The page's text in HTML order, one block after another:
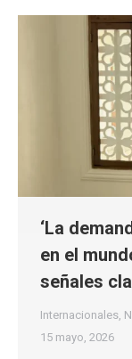
‘La
en el
señales
Internacionales
15 mayo, 2026